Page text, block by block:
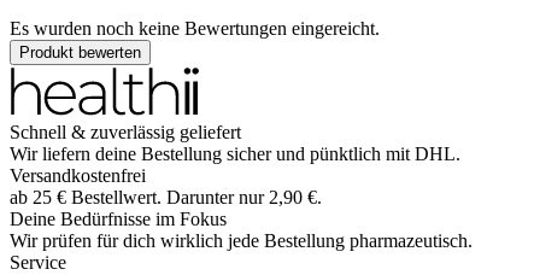
Es wurden noch keine Bewertungen eingereicht.
Produkt bewerten
Schnell & zuverlässig geliefert
Wir liefern deine Bestellung sicher und pünktlich mit DHL.
Versandkostenfrei
ab 25 € Bestellwert. Darunter nur 2,90 €.
Deine Bedürfnisse im Fokus
Wir prüfen für dich wirklich jede Bestellung pharmazeutisch.
Service